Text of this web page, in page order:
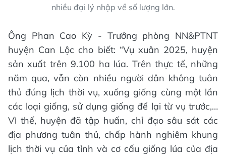
nhiều đại lý nhập về số lượng lớn.
Ông Phan Cao Kỳ - Trưởng phòng NN&PTNT
huyện Can Lộc cho biết: “Vụ xuân 2025, huyện
sản xuất trên 9.100 ha lúa. Trên thực tế, những
năm qua, vẫn còn nhiều người dân không tuân
thủ đúng lịch thời vụ, xuống giống cùng một lần
các loại giống, sử dụng giống để lại từ vụ trước,…
Vì thế, huyện đã tập huấn, chỉ đạo sâu sát các
địa phương tuân thủ, chấp hành nghiêm khung
lịch thời vụ của tỉnh và cơ cấu giống lúa của địa